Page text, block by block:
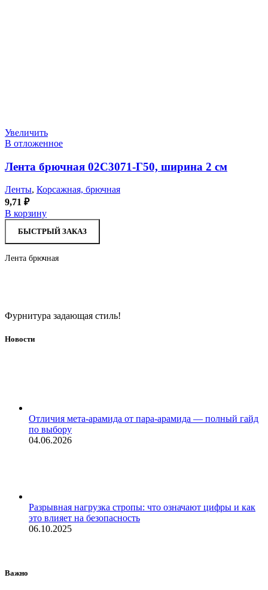
Увеличить
В отложенное
Лента брючная 02С3071-Г50, ширина 2 см
Ленты, Корсажная, брючная
9,71 ₽
В корзину
БЫСТРЫЙ ЗАКАЗ
Лента брючная
Фурнитура задающая стиль!
Новости
Отличия мета-арамида от пара-арамида — полный гайд
по выбору
04.06.2026
Разрывная нагрузка стропы: что означают цифры и как
это влияет на безопасность
06.10.2025
Важно